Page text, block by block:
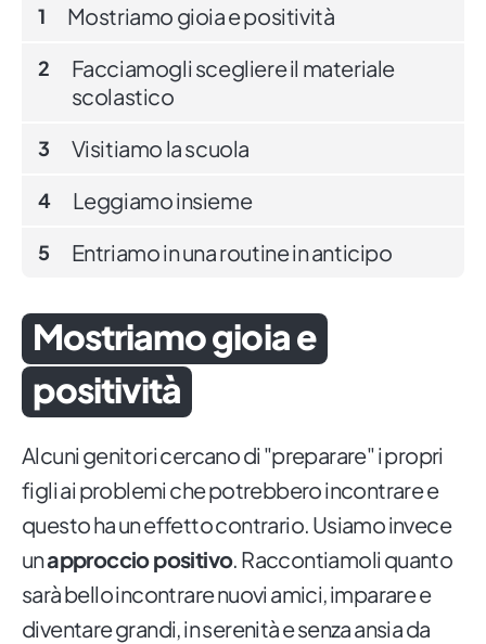
1 Mostriamo gioia e positività
2
Facciamogli scegliere il materiale
scolastico
3 Visitiamo la scuola
4 Leggiamo insieme
5 Entriamo in una routine in anticipo
Mostriamo gioia e
positività
Alcuni genitori cercano di "preparare" i propri
figli ai problemi che potrebbero incontrare e
questo ha un effetto contrario. Usiamo invece
unapproccio positivo. Raccontiamoli quanto
sarà bello incontrare nuovi amici, imparare e
diventare grandi, in serenità e senza ansia da